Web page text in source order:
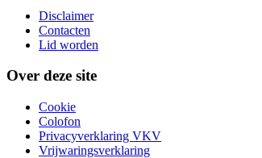
Disclaimer
Contacten
Lid worden
Over deze site
Cookie
Colofon
Privacyverklaring VKV
Vrijwaringsverklaring